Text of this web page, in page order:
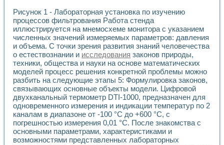
Создание виртуальной работы «Изучение магнитных
Обратный маятник
Устройство для изучения основ интерфейсов обмена по
Лабораторный практикум: изучение адиабатического
Стенд для исследования электрических переходных
Система статистической обработки результатов
Автоматизация лазерно-плазменных измерений с
Модельно-измерительный комплекс. Назначение. Состав.
Использование технологий NATIONAL INSTRUMENTS
Учебный практикум "Спектральный и корреляционный
Учебный стенд для исследования принципа действия
Оборудование и программное обеспечение учебных
Виртуальный лабораторный практикум для изучения
Управление роботом ТУР-10 средствами LabVIEW
Рисунок 1 - Лабораторная установка по изучению
процессов фильтрования Работа стенда
иллюстрируется на мнемосхеме монитора с указанием
численных значений измеряемых параметров: давления
и объема. С точки зрения развития знаний человечества
о естествознании и исследования законов природы,
техники, общества и науки на основе математических
моделей процесс решения конкретной проблемы можно
разбить на следующие этапы 5: Формулировка законов,
связывающих основные объекты модели. Цифровой
двухканальный термометр DTI-1000, предназначен для
одновременного измерения и индикации температур по 2
каналам в диапазоне от -100 °С до +600 °С, с
погрешностью измерения 0,01 °С. После знакомства с
основными параметрами, характеристиками и
возможностями представленных лабораторных